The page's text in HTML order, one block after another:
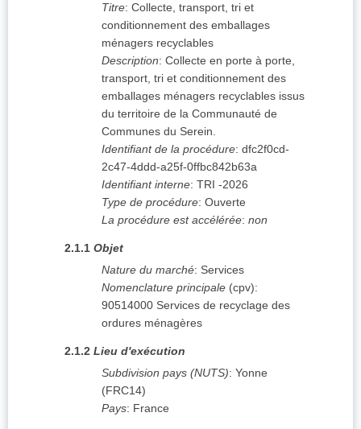
Titre: Collecte, transport, tri et
conditionnement des emballages
ménagers recyclables
Description: Collecte en porte à porte,
transport, tri et conditionnement des
emballages ménagers recyclables issus
du territoire de la Communauté de
Communes du Serein.
Identifiant de la procédure: dfc2f0cd-
2c47-4ddd-a25f-0ffbc842b63a
Identifiant interne: TRI -2026
Type de procédure: Ouverte
La procédure est accélérée: non
2.1.1 Objet
Nature du marché: Services
Nomenclature principale (cpv):
90514000 Services de recyclage des
ordures ménagères
2.1.2 Lieu d'exécution
Subdivision pays (NUTS): Yonne
(FRC14)
Pays: France